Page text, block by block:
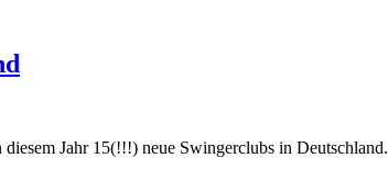
Jahr 15(!!!) neue Swingerclubs in Deutschland.